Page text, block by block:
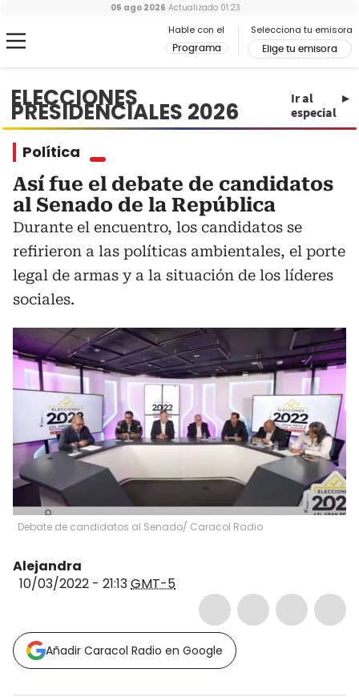
Hable con el
Programa
Selecciona tu emisora
Elige tu emisora
06 ago 2026 Actualizado 01:23
ELECCIONES
PRESIDENCIALES 2026
Ir al
especial
Política
Así fue el debate de candidatos
al Senado de la República
Durante el encuentro, los candidatos se
refirieron a las políticas ambientales, el porte
legal de armas y a la situación de los líderes
sociales.
Debate de candidatos al Senado/ Caracol Radio
Alejandra
10/03/2022 - 21:13GMT-5
Añadir Caracol Radio en Google